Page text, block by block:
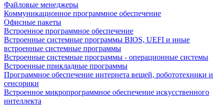
Файловые менеджеры
Коммуникационное программное обеспечение
Офисные пакеты
Встроенное программное обеспечение
Встроенные системные программы BIOS, UEFI и иные
встроенные системные программы
Встроенные системные программы - операционные системы
Встроенные прикладные программы
Программное обеспечение интернета вещей, робототехники и
сенсорики
Встроенное микропрограммное обеспечение искусственного
интеллекта